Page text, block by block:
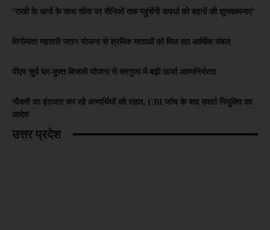
’राखी के धागों के साथ सीमा पर सैनिकों तक पहुंचेंगी कवर्धा की बहनों की शुभकामनाएं’
मिनीमाता महतारी जतन योजना से श्रमिक माताओं को मिल रहा आर्थिक संबल
पीएम सूर्य घर-मुफ्त बिजली योजना से सरगुजा में बढ़ी ऊर्जा आत्मनिर्भरता
नौकरी का इंतजार कर रहे अभ्यर्थियों को राहत, CBI जांच के बाद सशर्त नियुक्ति का
आदेश
उत्तर प्रदेश